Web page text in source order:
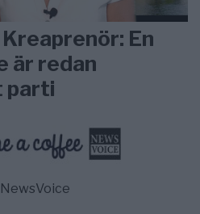
En
är redan
parti